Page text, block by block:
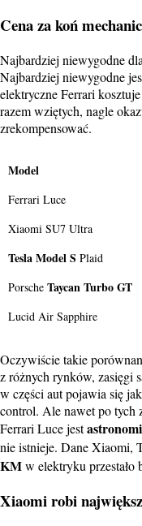
Cena za koń
Najbardziej niewygodne
Najbardziej niewygodne
elektryczne Ferrari
razem wziętych, nagle
zrekompensować.
Model
Ferrari Luce
Xiaomi SU7 Ultra
Tesla Model S Plaid
Porsche Taycan Turbo GT
Lucid Air Sapphire
Oczywiście takie
z różnych rynków, zasięgi
w części aut pojawia się
control. Ale nawet po tych
Ferrari Luce jest
nie istnieje. Dane Xiaomi,
KMw elektryku przestało
Xiaomi robi